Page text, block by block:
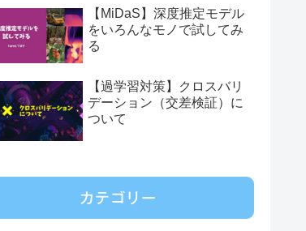
【MiDaS】深度推定モデル
をいろんなモノで試してみ
る
【過学習対策】クロスバリ
デーション（交差検証）に
ついて
カテゴリー